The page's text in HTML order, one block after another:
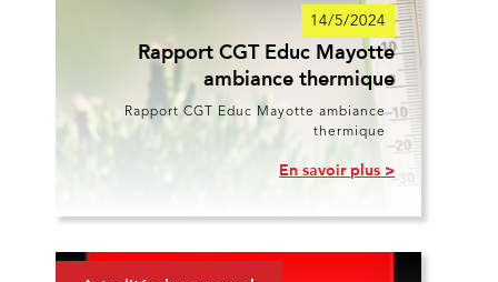
14/5/2024
Rapport CGT Educ Mayotte
ambiance thermique
Rapport CGT Educ Mayotte ambiance
thermique
En savoir plus >